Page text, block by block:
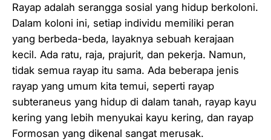
Rayap adalah serangga sosial yang hidup berkoloni.
Dalam koloni ini, setiap individu memiliki peran
yang berbeda-beda, layaknya sebuah kerajaan
kecil. Ada ratu, raja, prajurit, dan pekerja. Namun,
tidak semua rayap itu sama. Ada beberapa jenis
rayap yang umum kita temui, seperti rayap
subteraneus yang hidup di dalam tanah, rayap kayu
kering yang lebih menyukai kayu kering, dan rayap
Formosan yang dikenal sangat merusak.